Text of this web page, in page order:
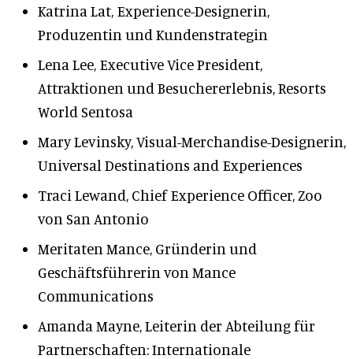
Katrina Lat, Experience-Designerin,
Produzentin und Kundenstrategin
Lena Lee, Executive Vice President,
Attraktionen und Besuchererlebnis, Resorts
World Sentosa
Mary Levinsky, Visual-Merchandise-Designerin,
Universal Destinations and Experiences
Traci Lewand, Chief Experience Officer, Zoo
von San Antonio
Meritaten Mance, Gründerin und
Geschäftsführerin von Mance
Communications
Amanda Mayne, Leiterin der Abteilung für
Partnerschaften: Internationale